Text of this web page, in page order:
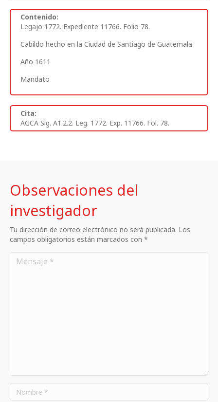
Contenido:
Legajo 1772. Expediente 11766. Folio 78.
Cabildo hecho en la Ciudad de Santiago de Guatemala
Año 1611
Mandato
Cita:
AGCA Sig. A1.2.2. Leg. 1772. Exp. 11766. Fol. 78.
Observaciones del
investigador
Tu dirección de correo electrónico no será publicada. Los
campos obligatorios están marcados con *